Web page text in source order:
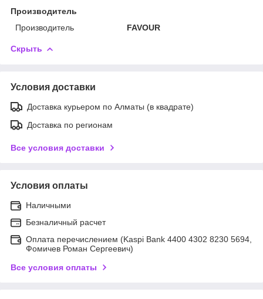
Производитель
Производитель
FAVOUR
Скрыть
Условия доставки
Доставка курьером по Алматы (в квадрате)
Доставка по регионам
Все условия доставки
Условия оплаты
Наличными
Безналичный расчет
Оплата перечислением (Kaspi Bank 4400 4302 8230 5694,
Фомичев Роман Сергеевич)
Все условия оплаты